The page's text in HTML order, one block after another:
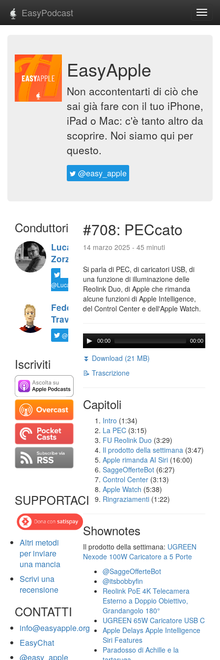
EasyPodcast
EasyApple
Non accontentarti di ciò che
sai già fare con il tuo iPhone,
iPad o Mac: c'è tanto altro da
scoprire. Noi siamo qui per
questo.
@easy_apple
Conduttori
Luca
Zorzi
@LucaTNT
Federico
Travaini
@ftrava
Iscriviti
SUPPORTACI
Altri metodi
per inviare
una mancia
Scrivi una
recensione
CONTATTI
info@easyapple.org
EasyChat
@easy_apple
#708: PECcato
14 marzo 2025 - 45 minuti
Si parla di PEC, di caricatori USB, di
una funzione di illuminazione delle
Reolink Duo, di Apple che rimanda
alcune funzioni di Apple Intelligence,
del Control Center e dell'Apple Watch.
00:00 00:00
⏬ Download (21 MB)
📝 Trascrizione
Capitoli
Intro (1:34)
La PEC (3:15)
FU Reolink Duo (3:29)
Il prodotto della settimana (3:47)
Apple rimanda AI Siri (16:00)
SaggeOfferteBot (6:27)
Control Center (3:13)
Apple Watch (5:38)
Ringraziamenti (1:22)
Shownotes
Il prodotto della settimana: UGREEN
Nexode 100W Caricatore a 5 Porte
@SaggeOfferteBot
@itsbobbyfin
Reolink PoE 4K Telecamera
Esterno a Doppio Obiettivo,
Grandangolo 180°
UGREEN 65W Caricatore USB C
Apple Delays Apple Intelligence
Siri Features
Paradosso di Achille e la